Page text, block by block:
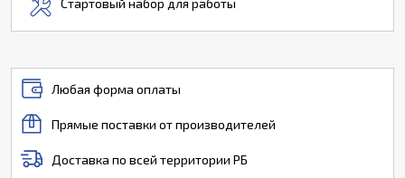
Стартовый набор для работы
Любая форма оплаты
Прямые поставки от производителей
Доставка по всей территории РБ